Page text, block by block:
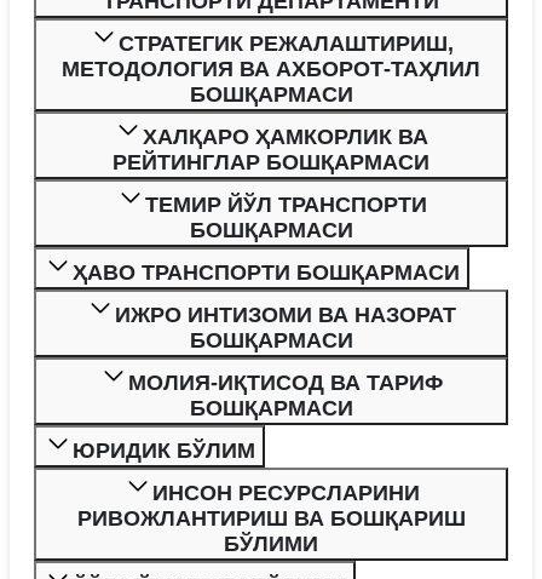
СТРАТЕГИК РЕЖАЛАШТИРИШ,
МЕТОДОЛОГИЯ ВА АХБОРОТ-ТАҲЛИЛ
БОШҚАРМАСИ
ХАЛҚАРО ҲАМКОРЛИК ВА
РЕЙТИНГЛАР БОШҚАРМАСИ
ТЕМИР ЙЎЛ ТРАНСПОРТИ
БОШҚАРМАСИ
ҲАВО ТРАНСПОРТИ БОШҚАРМАСИ
ИЖРО ИНТИЗОМИ ВА НАЗОРАТ
БОШҚАРМАСИ
МОЛИЯ-ИҚТИСОД ВА ТАРИФ
БОШҚАРМАСИ
ЮРИДИК БЎЛИМ
ИНСОН РЕСУРСЛАРИНИ
РИВОЖЛАНТИРИШ ВА БОШҚАРИШ
БЎЛИМИ